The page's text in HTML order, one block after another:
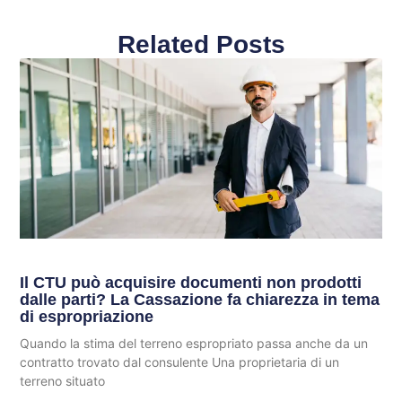
Related Posts
Il CTU può acquisire documenti non prodotti
dalle parti? La Cassazione fa chiarezza in tema
di espropriazione
Quando la stima del terreno espropriato passa anche da un
contratto trovato dal consulente Una proprietaria di un
terreno situato